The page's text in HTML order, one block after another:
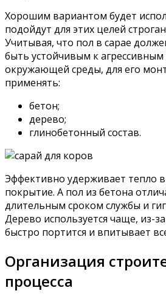
Хорошим вариантом будет
подойдут для этих целей
Учитывая, что пол в сарае
быть устойчивым к
окружающей среды, для его
применять:
бетон;
дерево;
глинобетонный состав.
Эффективно удерживает тепло в
покрытие. А пол из бетона
длительным сроком службы и
Дерево используется чаще, из-
быстро портится и впитывает
Организация
процесса